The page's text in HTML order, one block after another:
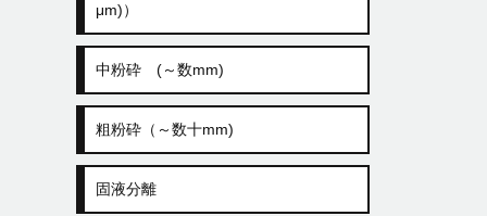
μm)）
中粉砕 (～数mm)
粗粉砕（～数十mm)
固液分離